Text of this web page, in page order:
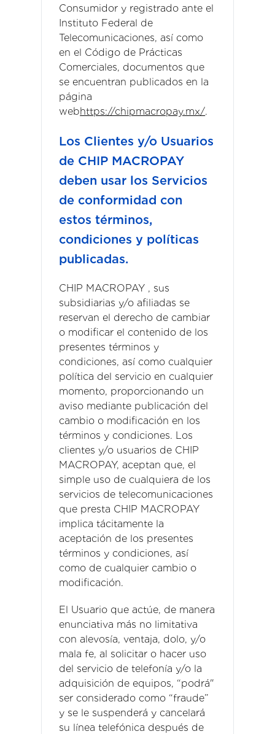
Consumidor y registrado ante el
Instituto Federal de
Telecomunicaciones, así como
en el Código de Prácticas
Comerciales, documentos que
se encuentran publicados en la
página
webhttps://chipmacropay.mx/.
Los Clientes y/o Usuarios
de CHIP MACROPAY
deben usar los Servicios
de conformidad con
estos términos,
condiciones y políticas
publicadas.
CHIP MACROPAY , sus
subsidiarias y/o afiliadas se
reservan el derecho de cambiar
o modificar el contenido de los
presentes términos y
condiciones, así como cualquier
política del servicio en cualquier
momento, proporcionando un
aviso mediante publicación del
cambio o modificación en los
términos y condiciones. Los
clientes y/o usuarios de CHIP
MACROPAY, aceptan que, el
simple uso de cualquiera de los
servicios de telecomunicaciones
que presta CHIP MACROPAY
implica tácitamente la
aceptación de los presentes
términos y condiciones, así
como de cualquier cambio o
modificación.
El Usuario que actúe, de manera
enunciativa más no limitativa
con alevosía, ventaja, dolo, y/o
mala fe, al solicitar o hacer uso
del servicio de telefonía y/o la
adquisición de equipos, “podrá"
ser considerado como “fraude”
y se le suspenderá y cancelará
su línea telefónica después de